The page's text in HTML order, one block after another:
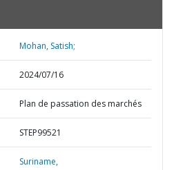
Mohan, Satish;
2024/07/16
Plan de passation des marchés
STEP99521
Suriname,